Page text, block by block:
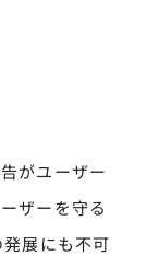
がユーザー
ザーを守る
展にも不可